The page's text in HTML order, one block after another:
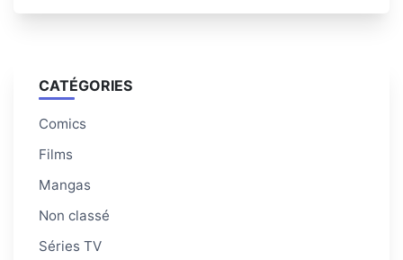
CATÉGORIES
Comics
Films
Mangas
Non classé
Séries TV